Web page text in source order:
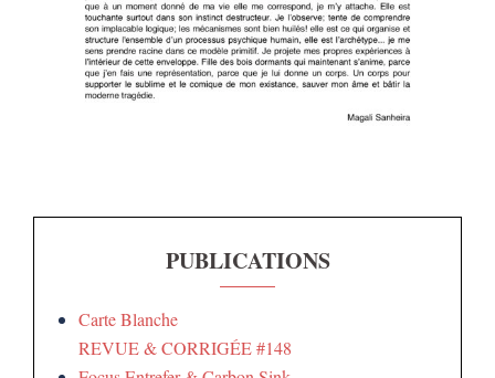
PUBLICATIONS
Carte Blanche
REVUE & CORRIGÉE #148